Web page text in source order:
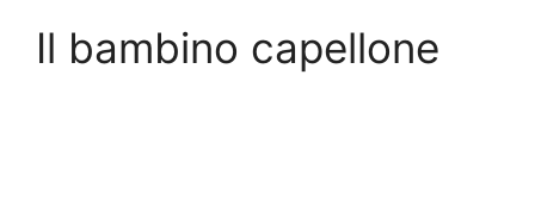
Il bambino capellone